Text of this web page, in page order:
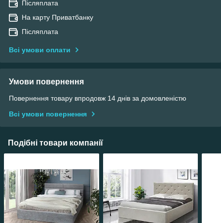
Післяплата
На карту Приватбанку
Післяплата
Всі умови оплати
Умови повернення
Повернення товару впродовж 14 днів за домовленістю
Всі умови повернення
Подібні товари компанії